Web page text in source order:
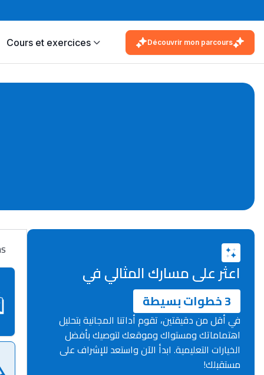
Cours et exercices Découvrir mon parcours
اعثر على مسارك المثالي في
3 خطوات بسيطة
في أقل من دقيقتين، تقوم أداتنا المجانية بتحليل
اهتماماتك ومستواك وموقعك لتوصيك بأفضل
الخيارات التعليمية. ابدأ الآن واستعد للإشراف على
مستقبلك!